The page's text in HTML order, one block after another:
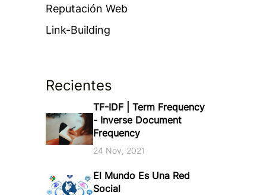
Reputación Web
Link-Building
Recientes
TF-IDF | Term Frequency
- Inverse Document
Frequency
24 Nov, 2021
El Mundo Es Una Red
Social